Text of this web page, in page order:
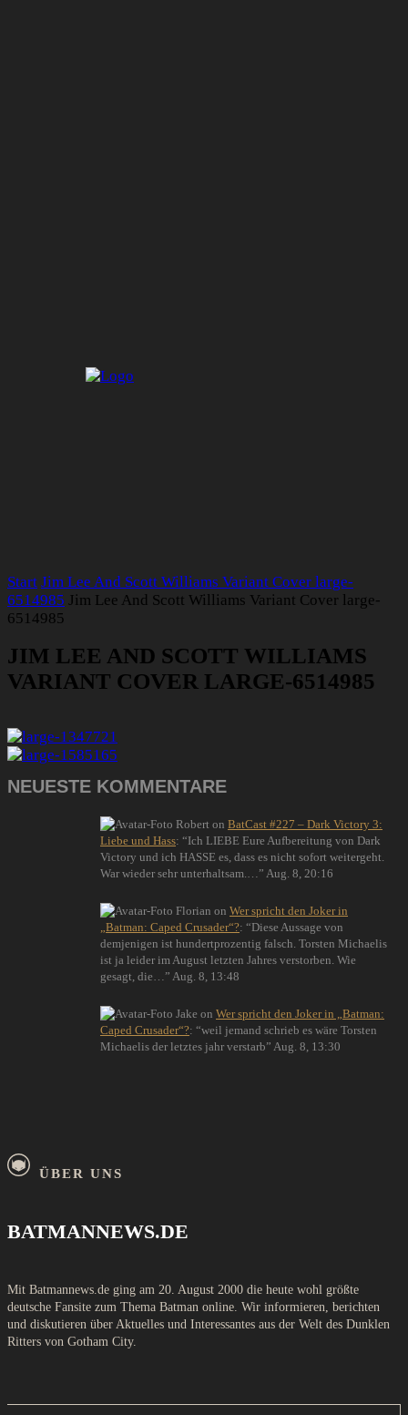
Start Jim Lee And Scott Williams Variant Cover large-
6514985 Jim Lee And Scott Williams Variant Cover large-
6514985
JIM LEE AND SCOTT WILLIAMS
VARIANT COVER LARGE-6514985
NEUESTE KOMMENTARE
Robert on BatCast #227 – Dark Victory 3:
Liebe und Hass: “Ich LIEBE Eure Aufbereitung von Dark
Victory und ich HASSE es, dass es nicht sofort weitergeht.
War wieder sehr unterhaltsam.… ” Aug. 8, 20:16
Florian on Wer spricht den Joker in
„Batman: Caped Crusader“?: “Diese Aussage von
demjenigen ist hundertprozentig falsch. Torsten Michaelis
ist ja leider im August letzten Jahres verstorben. Wie
gesagt, die… ” Aug. 8, 13:48
Jake on Wer spricht den Joker in „Batman:
Caped Crusader“?: “weil jemand schrieb es wäre Torsten
Michaelis der letztes jahr verstarb” Aug. 8, 13:30
ÜBER UNS
BATMANNEWS.DE
Mit Batmannews.de ging am 20. August 2000 die heute wohl größte
deutsche Fansite zum Thema Batman online. Wir informieren, berichten
und diskutieren über Aktuelles und Interessantes aus der Welt des Dunklen
Ritters von Gotham City.